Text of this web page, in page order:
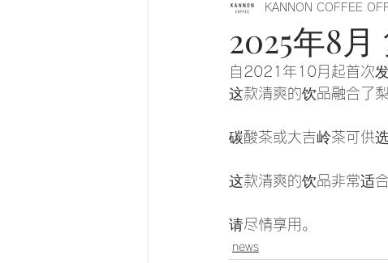
2025年8
KANNON COFFEE
自2021年10月起首次发
这款清爽的饮品融合了
碳酸茶或大吉岭茶可供选
这款清爽的饮品非常适
请尽情享用。
news